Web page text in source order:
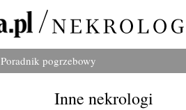
Poradnik pogrzebowy
Inne nekrologi